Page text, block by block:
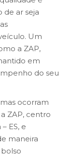
de ar seja
Um
a ZAP,
em
do seu
ocorram
ZAP, centro
ES, e
maneira